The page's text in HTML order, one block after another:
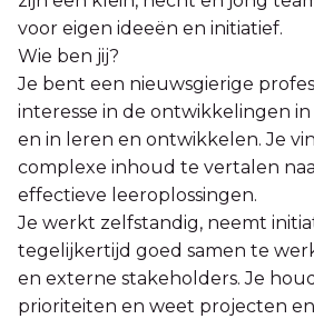
voor eigen ideeën en initiatief.
Wie ben jij?
Je bent een nieuwsgierige
interesse in de ontwikkelingen
en in leren en ontwikkelen. Je
complexe inhoud te vertalen
effectieve leeroplossingen.
Je werkt zelfstandig, neemt
tegelijkertijd goed samen te
en externe stakeholders. Je
prioriteiten en weet projecten en